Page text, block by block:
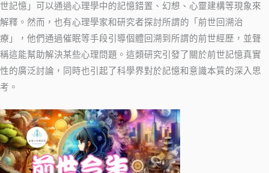
世記憶」可以通過心理學中的記憶錯置、幻想、心靈建構等現象來
解釋。然而，也有心理學家和研究者探討所謂的「前世回溯治
療」，他們通過催眠等手段引導個體回溯到所謂的前世經歷，並聲
稱這能幫助解決某些心理問題。這類研究引發了關於前世記憶真實
性的廣泛討論，同時也引起了科學界對於記憶和意識本質的深入思
考。